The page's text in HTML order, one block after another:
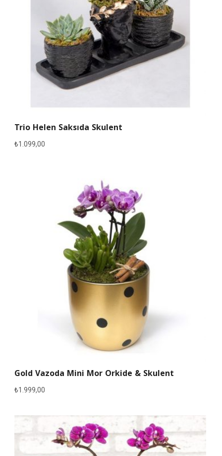
Trio Helen Saksıda Skulent
₺1.099,00
Gold Vazoda Mini Mor Orkide & Skulent
₺1.999,00